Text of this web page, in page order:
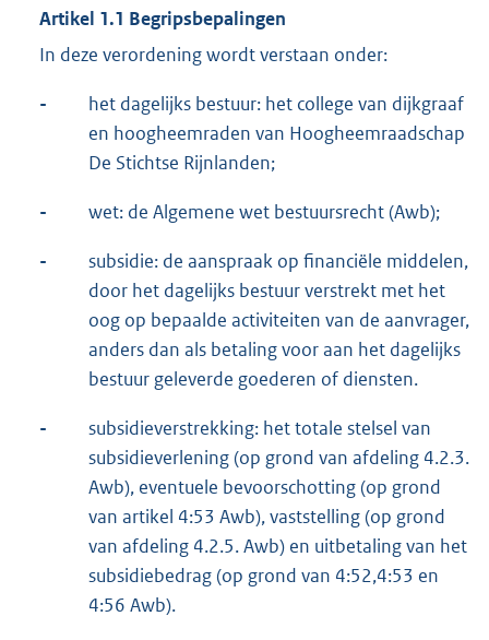
Artikel 1.1 Begripsbepalingen
In deze verordening wordt verstaan onder:
-
het dagelijks bestuur: het college van dijkgraaf
en hoogheemraden van Hoogheemraadschap
De Stichtse Rijnlanden;
- wet: de Algemene wet bestuursrecht (Awb);
-
subsidie: de aanspraak op financiële middelen,
door het dagelijks bestuur verstrekt met het
oog op bepaalde activiteiten van de aanvrager,
anders dan als betaling voor aan het dagelijks
bestuur geleverde goederen of diensten.
-
subsidieverstrekking: het totale stelsel van
subsidieverlening (op grond van afdeling 4.2.3.
Awb), eventuele bevoorschotting (op grond
van artikel 4:53 Awb), vaststelling (op grond
van afdeling 4.2.5. Awb) en uitbetaling van het
subsidiebedrag (op grond van 4:52,4:53 en
4:56 Awb).